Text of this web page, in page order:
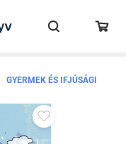
GYERMEK ÉS IFJÚSÁGI